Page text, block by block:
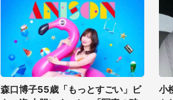
森口博子55歳「もっとすごい」ビ
小